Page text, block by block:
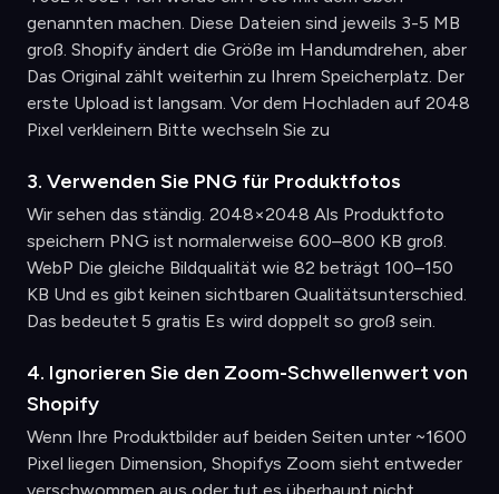
genannten machen. Diese Dateien sind jeweils 3-5 MB
groß. Shopify ändert die Größe im Handumdrehen, aber
Das Original zählt weiterhin zu Ihrem Speicherplatz. Der
erste Upload ist langsam. Vor dem Hochladen auf 2048
Pixel verkleinern Bitte wechseln Sie zu
3. Verwenden Sie PNG für Produktfotos
Wir sehen das ständig. 2048×2048 Als Produktfoto
speichern PNG ist normalerweise 600–800 KB groß.
WebP Die gleiche Bildqualität wie 82 beträgt 100–150
KB Und es gibt keinen sichtbaren Qualitätsunterschied.
Das bedeutet 5 gratis Es wird doppelt so groß sein.
4. Ignorieren Sie den Zoom-Schwellenwert von
Shopify
Wenn Ihre Produktbilder auf beiden Seiten unter ~1600
Pixel liegen Dimension, Shopifys Zoom sieht entweder